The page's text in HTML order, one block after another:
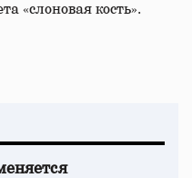
«слоновая кость».